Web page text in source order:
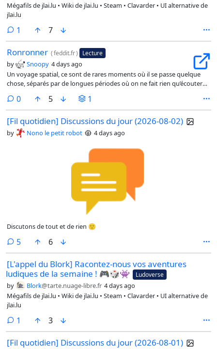
Mégafils de jlai.lu • Wiki de jlai.lu • Steam • Clavarder • UI alternative de
jlai.lu
1 comment
7
Ronronner (feddit.fr) Lecture
by Snoopy 4 days ago
Un voyage spatial, ce sont de rares moments où il se passe quelque
chose, séparés par de longues périodes où on ne fait rien qu’écouter
pendant que le vaisseau file sur sa lancée dans le vide. de Albert
Aribaud
0comments
5 1
[Fil quotidien] Discussions du jour (2026-08-02)
by Nono le petit robot 4 days ago
Discutons de tout et de rien 🙂
5comments
6
[L'appel du Blork] Racontez-nous vos aventures
ludiques de la semaine ! 🎮🎲👾
Ludoverse
by Blork@tarte.nuage-libre.fr 4 days ago
Mégafils de jlai.lu • Wiki de jlai.lu • Steam • Clavarder • UI alternative de
jlai.lu
1 comment
3
[Fil quotidien] Discussions du jour (2026-08-01)